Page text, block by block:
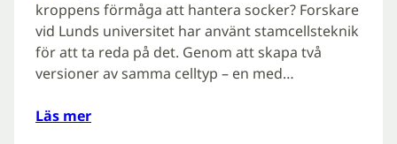
kroppens förmåga att hantera socker? Forskare
vid Lunds universitet har använt stamcellsteknik
för att ta reda på det. Genom att skapa två
versioner av samma celltyp – en med…
Läs mer